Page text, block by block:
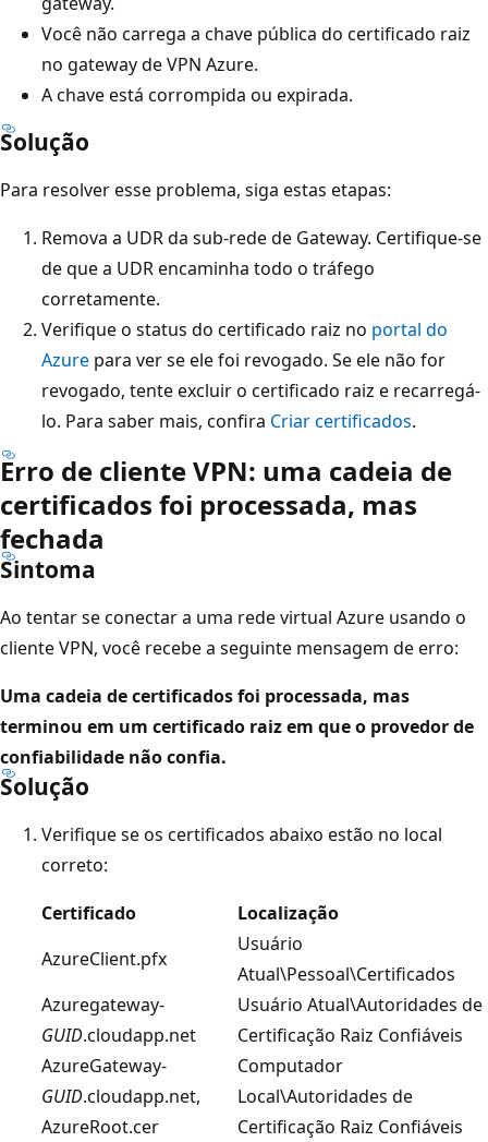
Você não carrega a chave pública do certificado raiz
no gateway de VPN Azure.
A chave está corrompida ou expirada.
Solução
Para resolver esse problema, siga estas etapas:
Remova a UDR da sub-rede de Gateway. Certifique-se
de que a UDR encaminha todo o tráfego
corretamente.
Verifique o status do certificado raiz no portal do
Azure para ver se ele foi revogado. Se ele não for
revogado, tente excluir o certificado raiz e recarregá-
lo. Para saber mais, confira Criar certificados.
Erro de cliente VPN: uma cadeia de
certificados foi processada, mas
fechada
Sintoma
Ao tentar se conectar a uma rede virtual Azure usando o
cliente VPN, você recebe a seguinte mensagem de erro:
Uma cadeia de certificados foi processada, mas
terminou em um certificado raiz em que o provedor de
confiabilidade não confia.
Solução
Verifique se os certificados abaixo estão no local
correto:
Certificado
Localização
AzureClient.pfx
Usuário
Atual\Pessoal\Certificados
Azuregateway-
GUID.cloudapp.net
Usuário Atual\Autoridades de
Certificação Raiz Confiáveis
AzureGateway-
GUID.cloudapp.net,
AzureRoot.cer
Computador
Local\Autoridades de
Certificação Raiz Confiáveis